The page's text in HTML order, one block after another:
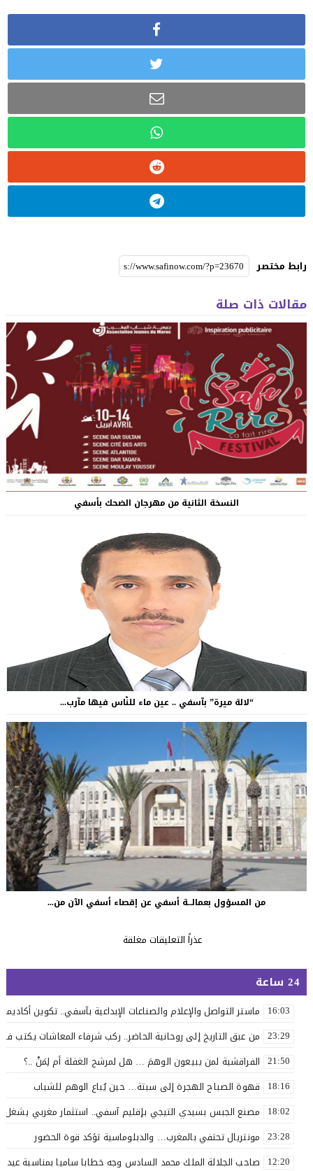
رابط مختصر
مقالات ذات صلة
النسخة الثانية من مهرجان الضحك بأسفي
“لالة ميرة” بآسفي .. عين ماء للنّاس فيها مآرب...
من المسؤول بعمالـــة أسفي عن إقصاء أسفي الآن من...
عذراً التعليقات مغلقة
24 ساعة
16:03 ماستر التواصل والإعلام والصناعات الإبداعية بآسفي.. تكوين
23:29 من عبق التاريخ إلى روحانية الحاضر.. ركب شرفاء المعاشات يكتب
21:50 الفراقشية لمن يبيعون الوهمَ … هل لمرشح الغفلة أم لِمَنْ ..؟
18:16 قهوة الصباح الهجرة إلى سبتة… حين يُباع الوهم للشباب
18:02 مصنع الجبس بسيدي التيجي بإقليم آسفي.. استثمار مغربي يشغل 110 عاملاً
23:28 مونتريال تحتفي بالمغرب… والدبلوماسية تؤكد قوة الحضور
12:20 صاحب الجلالة الملك محمد السادس وجه خطابا ساميا بمناسبة عيد